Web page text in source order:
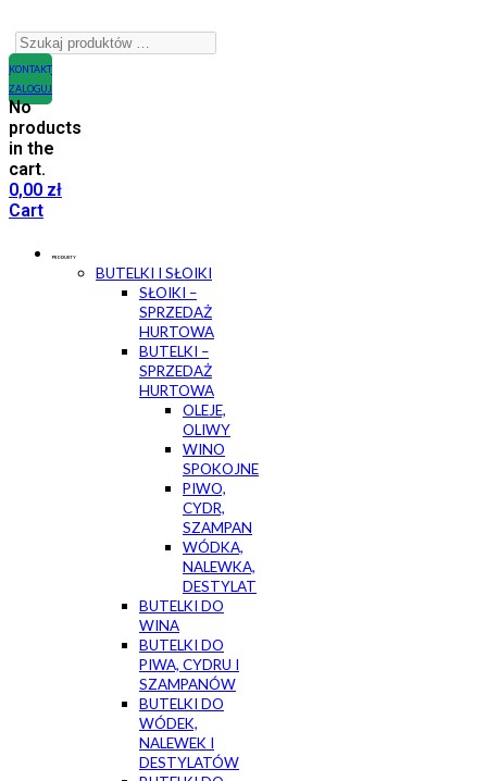
KONTAKT
ZALOGUJ
No
products
in the
cart.
0,00 zł
Cart
PRODUKTY
BUTELKI I SŁOIKI
SŁOIKI –
SPRZEDAŻ
HURTOWA
BUTELKI –
SPRZEDAŻ
HURTOWA
OLEJE,
OLIWY
WINO
SPOKOJNE
PIWO,
CYDR,
SZAMPAN
WÓDKA,
NALEWKA,
DESTYLAT
BUTELKI DO
WINA
BUTELKI DO
PIWA, CYDRU I
SZAMPANÓW
BUTELKI DO
WÓDEK,
NALEWEK I
DESTYLATÓW